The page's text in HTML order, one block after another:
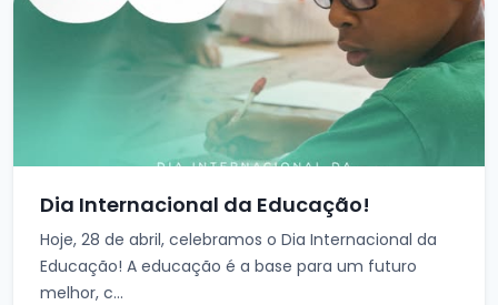
Dia Internacional da Educação!
Hoje, 28 de abril, celebramos o Dia Internacional da
Educação! A educação é a base para um futuro
melhor, c...